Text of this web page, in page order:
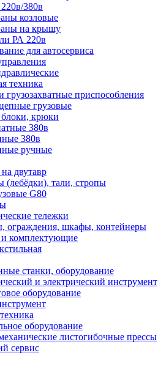
380в
козловые
на крышу
РА 220в
для автосервиса
техника
грузозахватные приспособления
грузовые
крюки
380в
380в
ручные
двутавр
(лебёдки), тали, стропы
G80
тележки
ограждения, шкафы, контейнеры
комплектующие
станки, оборудование
и электрический инструмент
оборудование
оборудование
листогибочные прессы
сервис